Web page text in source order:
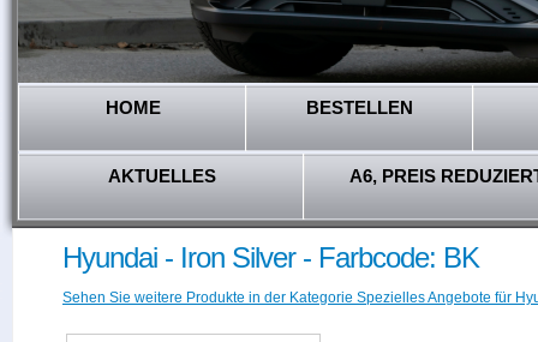
HOME BESTELLEN
AKTUELLES A6, PREIS
Hyundai - Iron Silver - Farbcode: BK
Sehen Sie weitere Produkte in der Kategorie Spezielles Angebote für